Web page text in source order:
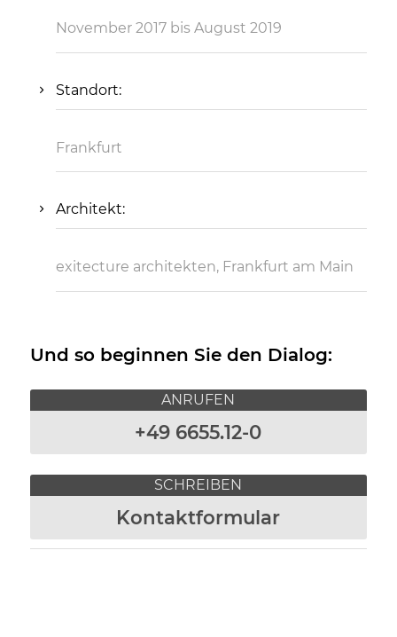
November 2017 bis August 2019
Standort:
Frankfurt
Architekt:
exitecture architekten, Frankfurt am Main
Und so beginnen Sie den Dialog:
ANRUFEN
+49 6655.12-0
SCHREIBEN
Kontaktformular